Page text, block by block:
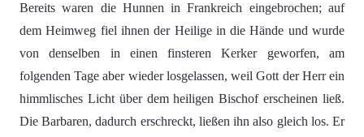
Bereits waren die Hunnen in Frankreich eingebrochen; auf
dem Heimweg fiel ihnen der Heilige in die Hände und wurde
von denselben in einen finsteren Kerker geworfen, am
folgenden Tage aber wieder losgelassen, weil Gott der Herr ein
himmlisches Licht über dem heiligen Bischof erscheinen ließ.
Die Barbaren, dadurch erschreckt, ließen ihn also gleich los. Er